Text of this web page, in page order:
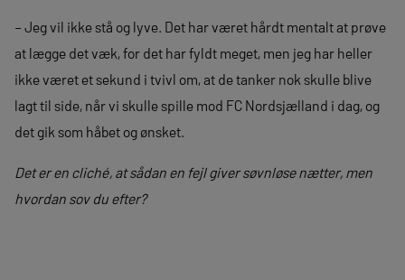
– Jeg vil ikke stå og lyve. Det har været hårdt mentalt at prøve
at lægge det væk, for det har fyldt meget, men jeg har heller
ikke været et sekund i tvivl om, at de tanker nok skulle blive
lagt til side, når vi skulle spille mod FC Nordsjælland i dag, og
det gik som håbet og ønsket.
Det er en cliché, at sådan en fejl giver søvnløse nætter, men
hvordan sov du efter?